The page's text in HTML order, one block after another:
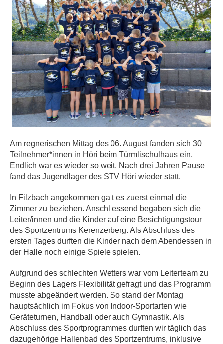
Am regnerischen Mittag des 06. August fanden sich 30
Teilnehmer*innen in Höri beim Türmlischulhaus ein.
Endlich war es wieder so weit. Nach drei Jahren Pause
fand das Jugendlager des STV Höri wieder statt.
In Filzbach angekommen galt es zuerst einmal die
Zimmer zu beziehen. Anschliessend begaben sich die
Leiter/innen und die Kinder auf eine Besichtigungstour
des Sportzentrums Kerenzerberg. Als Abschluss des
ersten Tages durften die Kinder nach dem Abendessen in
der Halle noch einige Spiele spielen.
Aufgrund des schlechten Wetters war vom Leiterteam zu
Beginn des Lagers Flexibilität gefragt und das Programm
musste abgeändert werden. So stand der Montag
hauptsächlich im Fokus von Indoor-Sportarten wie
Geräteturnen, Handball oder auch Gymnastik. Als
Abschluss des Sportprogrammes durften wir täglich das
dazugehörige Hallenbad des Sportzentrums, inklusive